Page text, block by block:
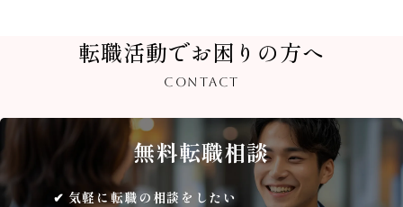
転職活動でお困りの方へ
CONTACT
無料転職相談
気軽に転職の相談をしたい